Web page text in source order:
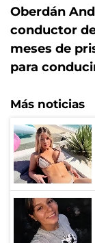
Oberdán
conductor
meses de
para
Más noticias